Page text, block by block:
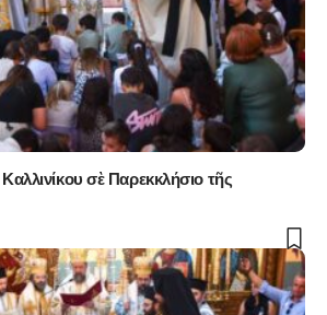
σὲ Παρεκκλήσιο τῆς